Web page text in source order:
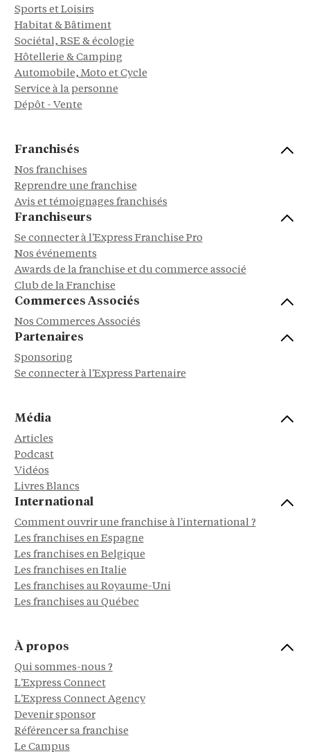
Sports et Loisirs
Habitat & Bâtiment
Sociétal, RSE & écologie
Hôtellerie & Camping
Automobile, Moto et Cycle
Service à la personne
Dépôt - Vente
Franchisés
Nos franchises
Reprendre une franchise
Avis et témoignages franchisés
Franchiseurs
Se connecter à l'Express Franchise Pro
Nos événements
Awards de la franchise et du commerce associé
Club de la Franchise
Commerces Associés
Nos Commerces Associés
Partenaires
Sponsoring
Se connecter à l'Express Partenaire
Média
Articles
Podcast
Vidéos
Livres Blancs
International
Comment ouvrir une franchise à l'international ?
Les franchises en Espagne
Les franchises en Belgique
Les franchises en Italie
Les franchises au Royaume-Uni
Les franchises au Québec
À propos
Qui sommes-nous ?
L'Express Connect
L'Express Connect Agency
Devenir sponsor
Référencer sa franchise
Le Campus